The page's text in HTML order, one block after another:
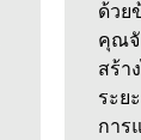
ด้วย
คุณจั
สร้า
ระย
การ